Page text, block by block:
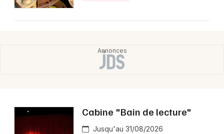
Cabine "Bain de lecture"
Jusqu'au 31/08/2026